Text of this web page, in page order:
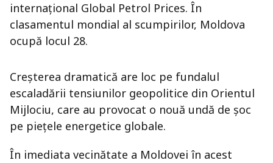
internațional Global Petrol Prices. În
clasamentul mondial al scumpirilor, Moldova
ocupă locul 28.
Creșterea dramatică are loc pe fundalul
escaladării tensiunilor geopolitice din Orientul
Mijlociu, care au provocat o nouă undă de șoc
pe piețele energetice globale.
În imediata vecinătate a Moldovei în acest